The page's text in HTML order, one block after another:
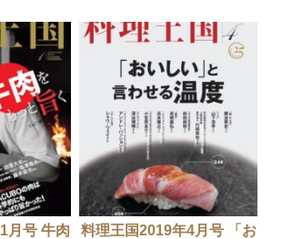
月号 牛肉
料理王国2019年4月号 「お